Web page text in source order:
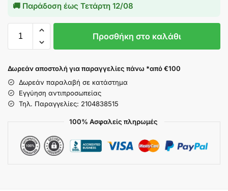
🚚 Παράδοση έως Τετάρτη 12/08
Προσθήκη στο καλάθι
Δωρεάν αποστολή για παραγγελίες πάνω *από €100
Δωρεάν παραλαβή σε κατάστημα
Εγγύηση αντιπροσωπείας
Τηλ. Παραγγελίες: 2104838515
100% Ασφαλείς πληρωμές